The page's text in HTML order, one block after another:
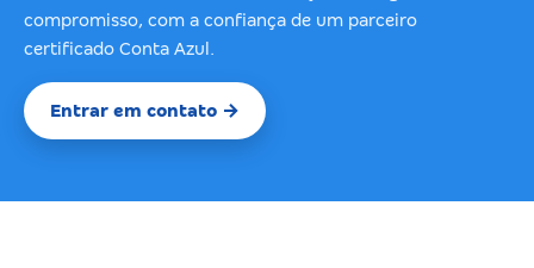
compromisso, com a confiança de um parceiro
certificado Conta Azul.
Entrar em contato →